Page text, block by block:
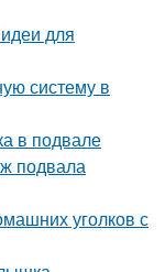
для
систему в
в подвале
подвала
уголков с